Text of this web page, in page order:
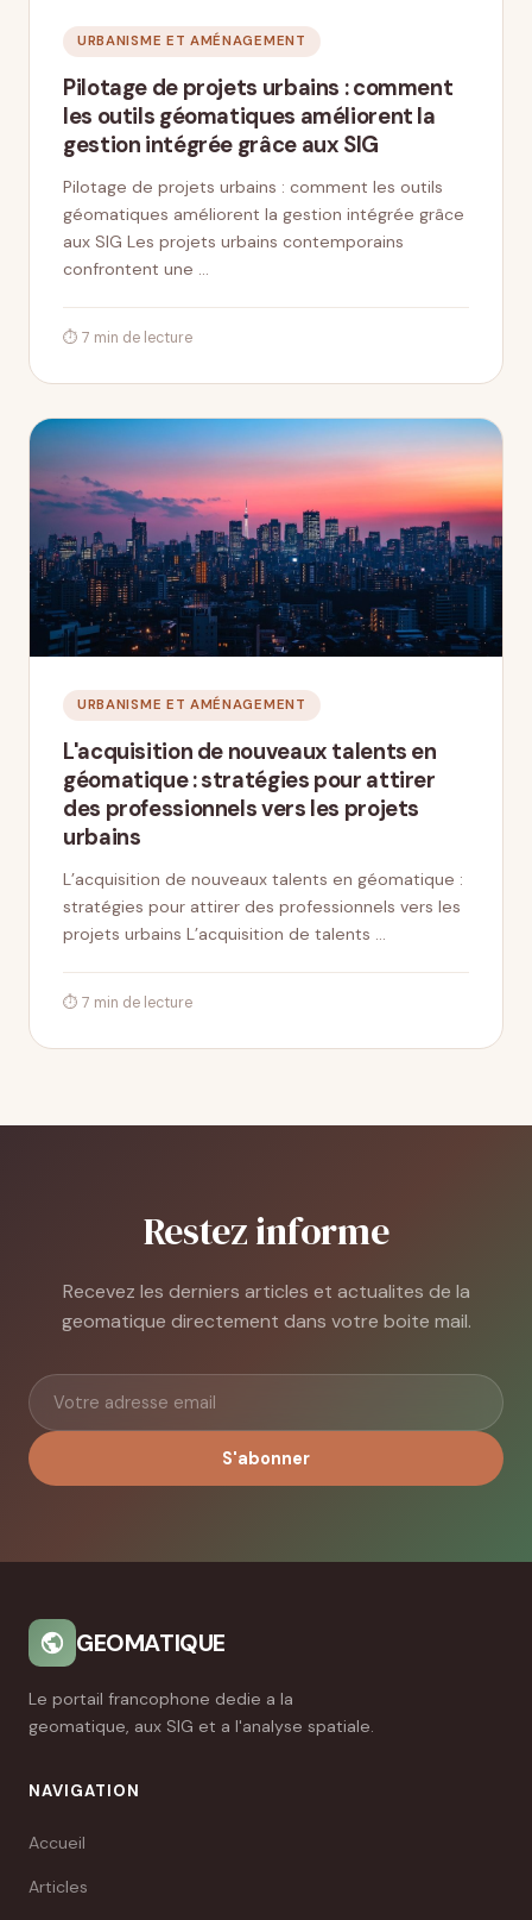
URBANISME ET AMÉNAGEMENT
Pilotage de projets urbains : comment
les outils géomatiques améliorent la
gestion intégrée grâce aux SIG
Pilotage de projets urbains : comment les outils
géomatiques améliorent la gestion intégrée grâce
aux SIG Les projets urbains contemporains
confrontent une …
⏱ 7 min de lecture
URBANISME ET AMÉNAGEMENT
L'acquisition de nouveaux talents en
géomatique : stratégies pour attirer
des professionnels vers les projets
urbains
L’acquisition de nouveaux talents en géomatique :
stratégies pour attirer des professionnels vers les
projets urbains L’acquisition de talents …
⏱ 7 min de lecture
Restez informe
Recevez les derniers articles et actualites de la
geomatique directement dans votre boite mail.
S'abonner
GEOMATIQUE
Le portail francophone dedie a la
geomatique, aux SIG et a l'analyse spatiale.
NAVIGATION
Accueil
Articles